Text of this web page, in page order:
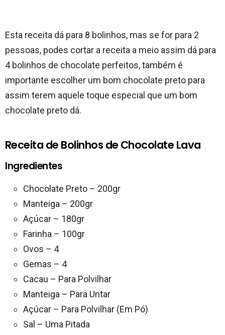
Esta receita dá para 8 bolinhos, mas se for para 2
pessoas, podes cortar a receita a meio assim dá para
4 bolinhos de chocolate perfeitos, também é
importante escolher um bom chocolate preto para
assim terem aquele toque especial que um bom
chocolate preto dá.
Receita de Bolinhos de Chocolate Lava
Ingredientes
Chocolate Preto – 200gr
Manteiga – 200gr
Açúcar – 180gr
Farinha – 100gr
Ovos – 4
Gemas – 4
Cacau – Para Polvilhar
Manteiga – Para Untar
Açúcar – Para Polvilhar (Em Pó)
Sal – Uma Pitada